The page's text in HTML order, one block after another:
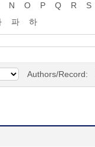
N O P Q R S
파
하
Authors/Record: